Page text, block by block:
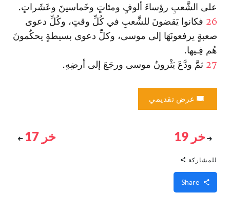
على الشَّعبِ رؤساءَ ألوفٍ ومئاتٍ وخَماسينَ وعَشَراتٍ.
26 فكانوا يَقضونَ للشَّعبِ في كُلِّ وقتٍ، وكُلِّ دعوى
صعبةٍ يرفعونَهَا إلى موسى، وكلِّ دعوى بسيطةٍ يحكُمونَ
هُم فِـيها.
27 ثمَّ ودَّعَ يَثْرونُ موسى ورجَعَ إلى أرضِهِ.
عرض تقديمي
خر 19 خر 17
للمشاركة